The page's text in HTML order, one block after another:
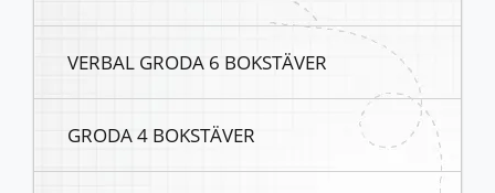
VERBAL GRODA 6 BOKSTÄVER
GRODA 4 BOKSTÄVER